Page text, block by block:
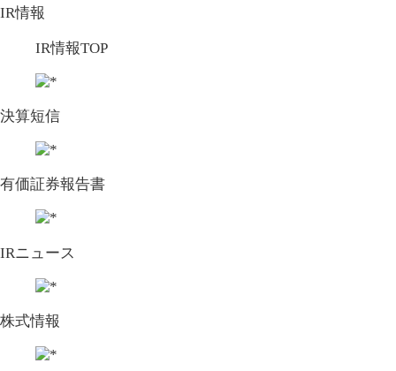
IR情報
IR情報TOP
決算短信
有価証券報告書
IRニュース
株式情報